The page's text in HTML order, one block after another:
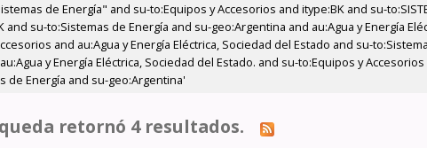
de Energía" and su-to:Equipos y Accesorios and itype:BK and su-
su-to:Sistemas de Energía and su-geo:Argentina and au:Agua y Energía
and au:Agua y Energía Eléctrica, Sociedad del Estado and su-
y Energía Eléctrica, Sociedad del Estado. and su-to:Equipos y
de Energía and su-geo:Argentina'
retornó 4 resultados.